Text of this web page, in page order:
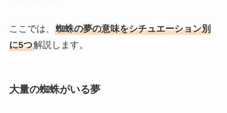
ここでは、 蜘蛛の夢の意味をシチュエーション別
に5つ解説します。
大量の蜘蛛がいる夢